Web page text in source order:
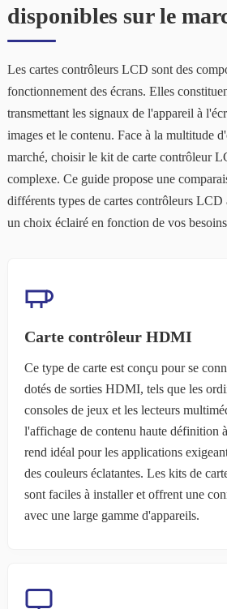
disponibles sur le
Les cartes contrôleurs LCD sont des
fonctionnement des écrans. Elles
transmettant les signaux de l'appareil à
images et le contenu. Face à la multitude
marché, choisir le kit de carte contrôleur
complexe. Ce guide propose une
différents types de cartes contrôleurs
un choix éclairé en fonction de vos
Carte contrôleur HDMI
Ce type de carte est conçu pour se
dotés de sorties HDMI, tels que les
consoles de jeux et les lecteurs
l'affichage de contenu haute définition
rend idéal pour les applications
des couleurs éclatantes. Les kits de
sont faciles à installer et offrent une
avec une large gamme d'appareils.